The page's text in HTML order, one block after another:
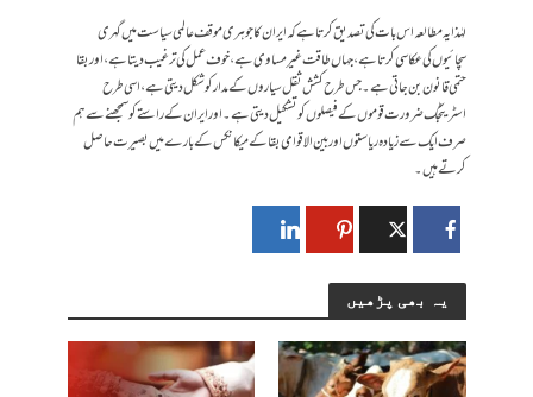
لہٰذا یہ مطالعہ اس بات کی تصدیق کرتا ہے کہ ایران کا جوہری موقف عالمی سیاست میں گہری
سچائیوں کی عکاسی کرتا ہے، جہاں طاقت غیر مساوی ہے، خوف عمل کی ترغیب دیتا ہے، اور بقا
حتمی قانون بن جاتی ہے۔ جس طرح کشش ثقل سیاروں کے مدار کو شکل دیتی ہے، اسی طرح
اسٹریٹجک ضرورت قوموں کے فیصلوں کو تشکیل دیتی ہے۔ اور ایران کے راستے کو سمجھنے سے ہم
صرف ایک سے زیادہ ریاستوں اور بین الاقوامی بقا کے میکانکس کے بارے میں بصیرت حاصل
کرتے ہیں۔
یہ بھی پڑھیں